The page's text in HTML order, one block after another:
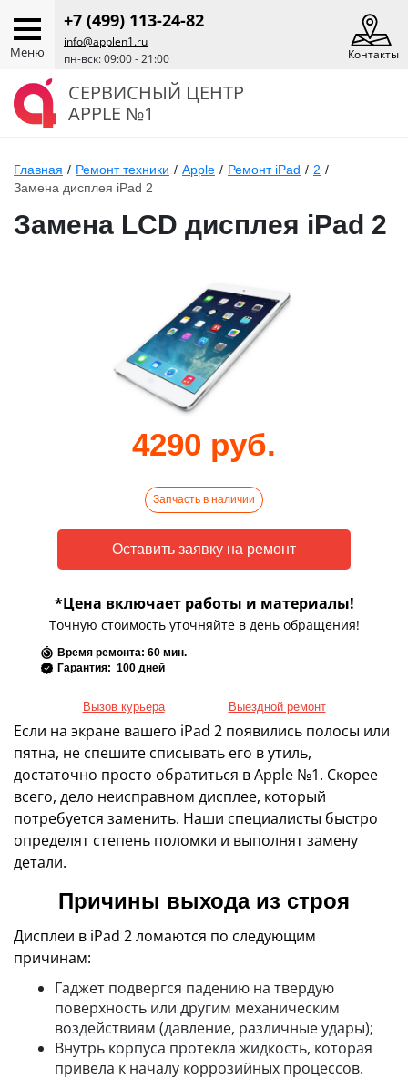
Меню
+7 (499) 113-24-82
info@applen1.ru
пн-вск: 09:00 - 21:00
Контакты
СЕРВИСНЫЙ ЦЕНТР
APPLE №1
Главная / Ремонт техники / Apple / Ремонт iPad / 2 /
Замена дисплея iPad 2
Замена LCD дисплея iPad 2
4290 руб.
Запчасть в наличии
*Цена включает работы и материалы!
Точную стоимость уточняйте в день обращения!
Время ремонта: 60 мин.
Гарантия: 100 дней
Вызов курьера Выездной ремонт
Если на экране вашего iPad 2 появились полосы или
пятна, не спешите списывать его в утиль,
достаточно просто обратиться в Apple №1. Скорее
всего, дело неисправном дисплее, который
потребуется заменить. Наши специалисты быстро
определят степень поломки и выполнят замену
детали.
Причины выхода из строя
Дисплеи в iPad 2 ломаются по следующим
причинам:
Гаджет подвергся падению на твердую
поверхность или другим механическим
воздействиям (давление, различные удары);
Внутрь корпуса протекла жидкость, которая
привела к началу коррозийных процессов.